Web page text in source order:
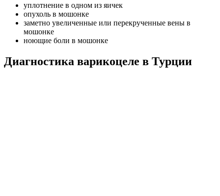
уплотнение в одном из яичек
опухоль в мошонке
заметно увеличенные или перекрученные вены в
мошонке
ноющие боли в мошонке
Диагностика варикоцеле в Турции